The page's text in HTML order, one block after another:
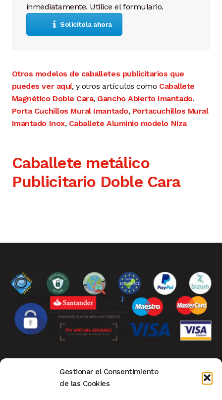
Gestionar el Consentimiento
de las Cookies
inmediatamente. Utilice el formulario.
Solicítela ahora
Otros modelos de caballetes publicitarios que
puedes ver aquí, y otros artículos como Caballete
Magnético Doble Cara, Gancho Abierto Imantado,
Porta Cuchillos Mural Imantado, Portacuchillos Mural
Imantado Inox, Caballete Aluminio modelo Niza
Caballete metálico
Publicitario Doble Cara
| Privacidad| Política de Cookies
Condiciones de Compra |
|